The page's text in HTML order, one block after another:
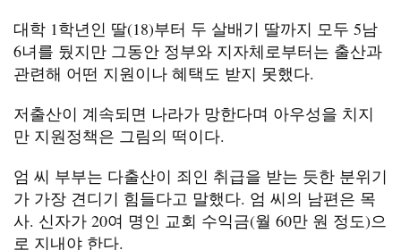
대학 1학년인 딸(18)부터 두 살배기 딸까지 모두 5남
6녀를 뒀지만 그동안 정부와 지자체로부터는 출산과
관련해 어떤 지원이나 혜택도 받지 못했다.
저출산이 계속되면 나라가 망한다며 아우성을 치지
만 지원정책은 그림의 떡이다.
엄 씨 부부는 다출산이 죄인 취급을 받는 듯한 분위기
가 가장 견디기 힘들다고 말했다. 엄 씨의 남편은 목
사. 신자가 20여 명인 교회 수익금(월 60만 원 정도)으
로 지내야 한다.